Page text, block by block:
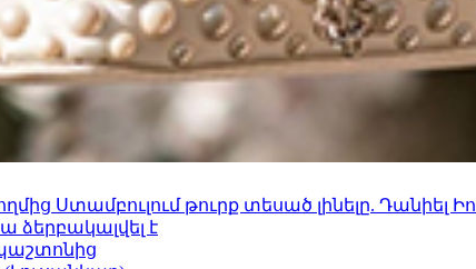
Ստամբուլում թուրք տեսած լինելը. Դանիել
ձերբակալվել է